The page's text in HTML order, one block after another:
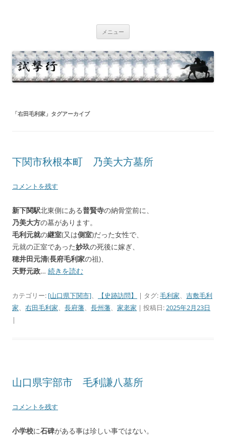
キ
ッ
プ
メニュー
「右田毛利家 」タグアーカイブ
下関市秋根本町 乃美大方墓所
コメントを残す
新下関駅北東側にある普賢寺の納骨堂前に、
乃美大方の墓があります。
毛利元就の継室(又は側室)だった女性で、
元就の正室であった妙玖の死後に嫁ぎ、
穂井田元清(長府毛利家の祖)、
天野元政… 続きを読む
カテゴリー: [山口県下関市] 【史跡訪問】 | タグ:毛利家
吉敷毛利
家
右田毛利家 長府藩 長州藩 家老家 | 投稿日: 2025年2月23日
|
山口県宇部市 毛利謙八墓所
コメントを残す
小学校に石碑がある事は珍しい事ではない。